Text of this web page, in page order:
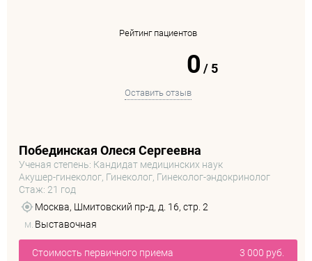
Рейтинг пациентов
0 /5
Оставить отзыв
Побединская Олеся Сергеевна
Ученая степень: Кандидат медицинских наук
Акушер-гинеколог, Гинеколог, Гинеколог-эндокринолог
Стаж: 21 год
Москва, Шмитовский пр-д, д. 16, стр. 2
м. Выставочная
Стоимость первичного приема 3 000 руб.